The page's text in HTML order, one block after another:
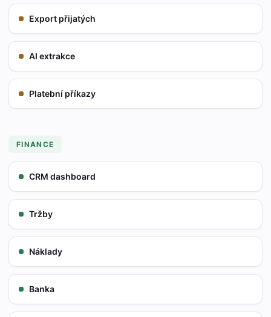
Export přijatých
AI extrakce
Platební příkazy
FINANCE
CRM dashboard
Tržby
Náklady
Banka